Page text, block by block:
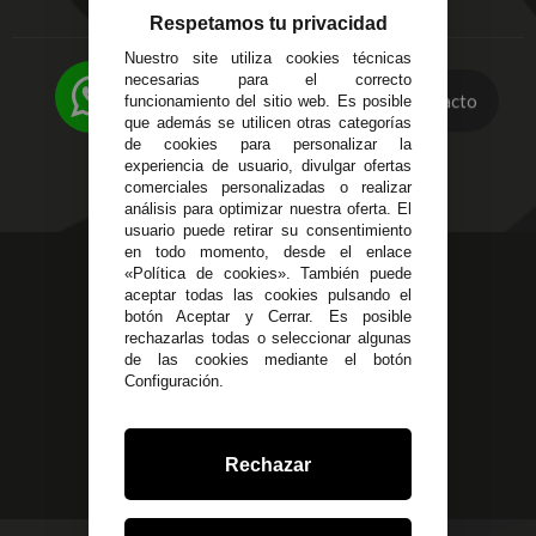
C/ Ingeniero Iribarren,
14
Alzira - Valencia
C/ Esplugues, 135
Entregas y
Devoluciones
Política de Privacidad
Pago Seguro
Terminos y
Condiciones Generales
Políticas de Cookies
623 23 31 98
Atendemos Whatsapp
955 44 45 43/955 44 45 44
Local 3 Écija (Sevilla)
Contacto
Respetamos tu privacidad
Nuestro site utiliza cookies técnicas
necesarias para el correcto
funcionamiento del sitio web. Es posible
que además se utilicen otras categorías
de cookies para personalizar la
experiencia de usuario, divulgar ofertas
comerciales personalizadas o realizar
análisis para optimizar nuestra oferta. El
usuario puede retirar su consentimiento
en todo momento, desde el enlace
«Política de cookies». También puede
aceptar todas las cookies pulsando el
botón Aceptar y Cerrar. Es posible
rechazarlas todas o seleccionar algunas
de las cookies mediante el botón
Configuración.
Rechazar